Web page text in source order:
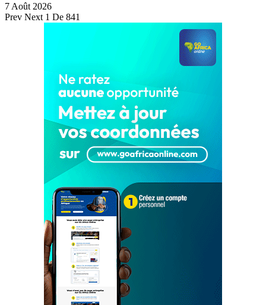
7 Août 2026
Prev Next 1 De 841